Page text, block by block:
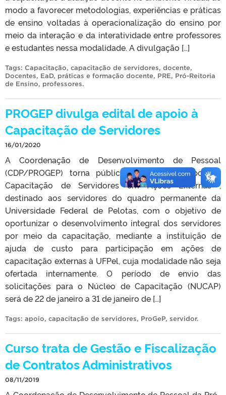
modo a favorecer metodologias, experiências e práticas
de ensino voltadas à operacionalização do ensino por
meio da interação e da interatividade entre professores
e estudantes nessa modalidade. A divulgação […]
Tags: Capacitação, capacitação de servidores, docente,
Docentes, EaD, práticas e formação docente, PRE, Pró-Reitoria
de Ensino, professores.
PROGEP divulga edital de apoio à
Capacitação de Servidores
16/01/2020
A Coordenação de Desenvolvimento de Pessoal
(CDP/PROGEP) torna público o Edital de Apoio à
Capacitação de Servidores em Ações Externas ,
destinado aos servidores do quadro permanente da
Universidade Federal de Pelotas, com o objetivo de
oportunizar o desenvolvimento integral dos servidores
por meio da capacitação, mediante a instituição de
ajuda de custo para participação em ações de
capacitação externas à UFPel, cuja modalidade não seja
ofertada internamente. O período de envio das
solicitações para o Núcleo de Capacitação (NUCAP)
será de 22 de janeiro a 31 de janeiro de […]
Tags: apoio, capacitação de servidores, ProGeP, servidor.
Curso trata de Gestão e Fiscalização
de Contratos Administrativos
08/11/2019